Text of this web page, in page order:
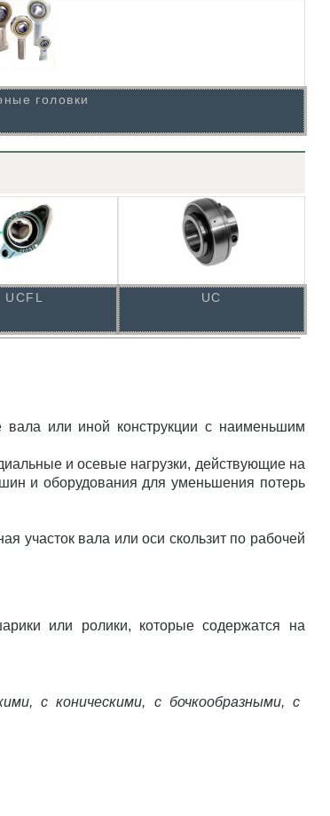
головки
UCFL UC
вала или иной конструкции с наименьшим
и осевые нагрузки, действующие на
и оборудования для уменьшения потерь
участок вала или оси скользит по рабочей
или ролики, которые содержатся на
с коническими, с бочкообразными, с